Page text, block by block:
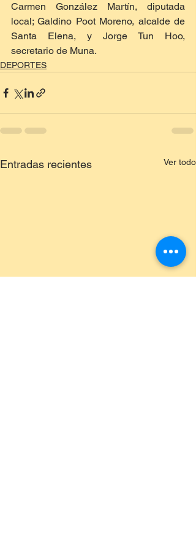
Carmen González Martín, diputada
local; Galdino Poot Moreno, alcalde de
Santa Elena, y Jorge Tun Hoo,
secretario de Muna.
DEPORTES
Entradas recientes Ver todo